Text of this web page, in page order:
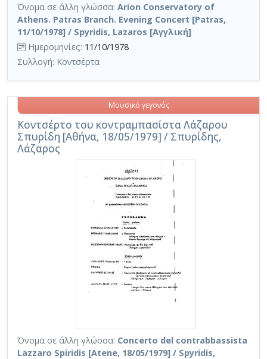
Όνομα σε άλλη γλώσσα: Arion Conservatory of
Athens. Patras Branch. Evening Concert [Patras,
11/10/1978] / Spyridis, Lazaros [Αγγλική]
Ημερομηνίες: 11/10/1978
Συλλογή: Κοντσέρτα
Κοντσέρτο του κοντραμπασίστα Λάζαρου
Σπυρίδη [Αθήνα, 18/05/1979] / Σπυρίδης,
Λάζαρος
Μουσικό γεγονός
Όνομα σε άλλη γλώσσα: Concerto del contrabbassista
Lazzaro Spiridis [Atene, 18/05/1979] / Spyridis,